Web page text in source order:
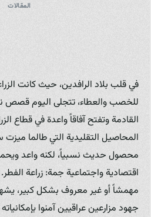
المقالات
في قلب بلاد الرافدين، حيث كانت
للخصب والعطاء، تتجلى اليوم قصص
القادمة وتفتح آفاقاً واعدة في قطاع
المحاصيل التقليدية التي طالما ميزت
محصول حديث نسبياً، لكنه واعد
اقتصادية واجتماعية جمة: زراعة
مهمشاً أو غير معروف بشكل كبير،
جهود مزارعين عراقيين آمنوا